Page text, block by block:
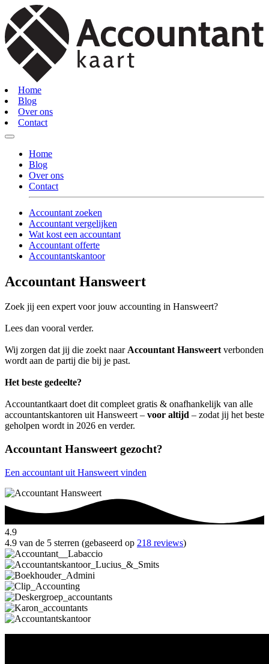
Home
Blog
Over ons
Contact
Home
Blog
Over ons
Contact
Accountant zoeken
Accountant vergelijken
Wat kost een accountant
Accountant offerte
Accountantskantoor
Accountant Hansweert
Zoek jij een expert voor jouw accounting in Hansweert?
Lees dan vooral verder.
Wij zorgen dat jij die zoekt naarAccountant Hansweertverbonden
wordt aan de partij die bij je past.
Het beste gedeelte?
Accountantkaart doet dit compleet gratis & onafhankelijk van alle
accountantskantoren uit Hansweert – voor altijd – zodat jij het beste
geholpen wordt in 2026 en verder.
Accountant Hansweert gezocht?
Een accountant uit Hansweert vinden
4.9
4.9 van de 5 sterren (gebaseerd op 218 reviews)